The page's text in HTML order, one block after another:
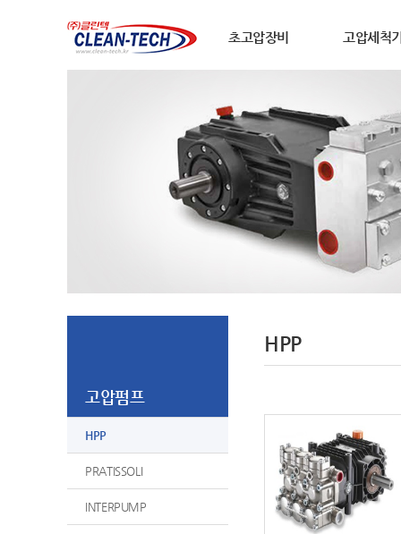
초고압장비 고압세척
고압펌프
HPP
PRATISSOLI
INTERPUMP
HPP